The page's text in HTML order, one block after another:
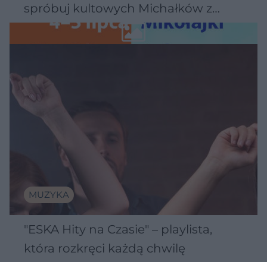
spróbuj kultowych Michałków z
Wawelu
MUZYKA
"ESKA Hity na Czasie" – playlista,
która rozkręci każdą chwilę